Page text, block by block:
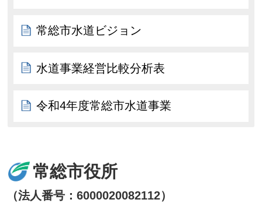
常総市水道ビジョン
水道事業経営比較分析表
令和4年度常総市水道事業
常総市役所
（法人番号：6000020082112）